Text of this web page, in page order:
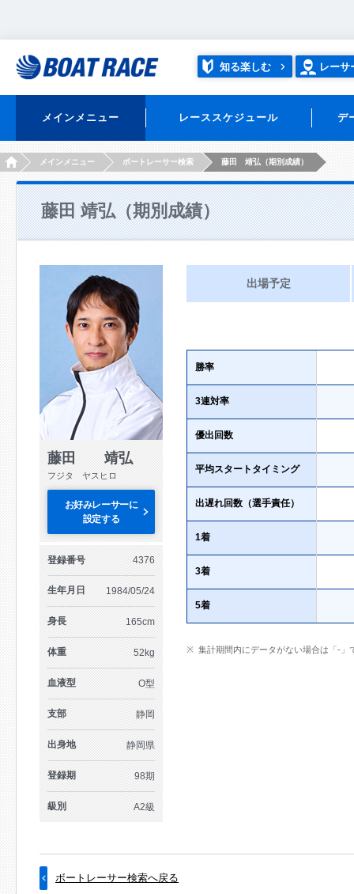
知る楽しむ レーサ
メインメニュー レーススケジュール デ
HOMEメインメニュー ボートレーサー検索 藤田 靖弘（期別成績）
藤田 靖弘（期別成績）
藤田 靖弘
フジタ ヤスヒロ
お好みレーサーに
設定する
登録番号 4376
生年月日 1984/05/24
身長 165cm
体重 52kg
血液型 O型
支部 静岡
出身地 静岡県
登録期 98期
級別 A2級
出場予定
勝率
3連対率
優出回数
平均スタートタイミング
出遅れ回数（選手責任）
1着
3着
5着
集計期間内にデータがない場合は「-」
ボートレーサー検索へ戻る